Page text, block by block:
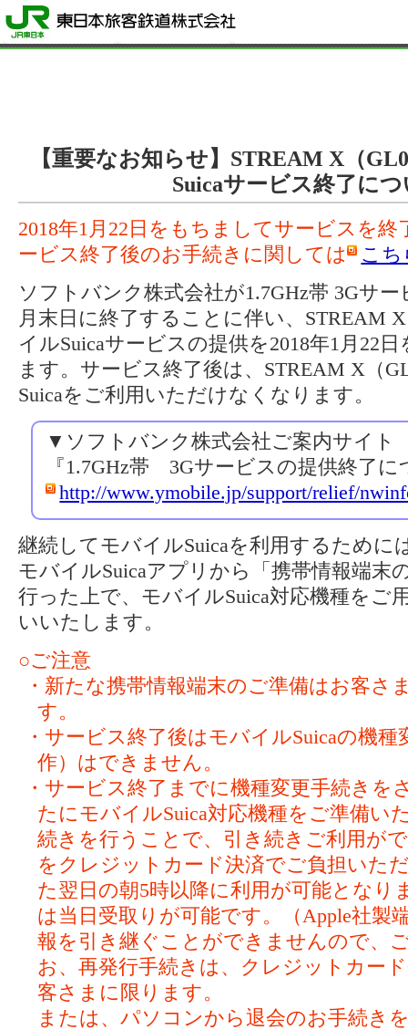
【重要なお知らせ】STREAM X（
Suicaサービス終了に
2018年1月22日をもちましてサービスを
ービス終了後のお手続きに関しては
こち
ソフトバンク株式会社が1.7GHz帯 3Gサー
月末日に終了することに伴い、STREAM
イルSuicaサービスの提供を2018年1月22
ます。サービス終了後は、STREAM X（
Suicaをご利用いただけなくなります。
▼ソフトバンク株式会社ご案内サイト
『1.7GHz帯 3Gサービスの提供終了に
http://www.ymobile.jp/support/relief/
継続してモバイルSuicaを利用するために
モバイルSuicaアプリから「携帯情報端末
行った上で、モバイルSuica対応機種をご
いいたします。
○ご注意
・新たな携帯情報端末のご準備はお客さ
す。
・サービス終了後はモバイルSuicaの機
作）はできません。
・サービス終了までに機種変更手続きを
たにモバイルSuica対応機種をご準備い
続きを行うことで、引き続きご利用が
をクレジットカード決済でご負担いた
た翌日の朝5時以降に利用が可能となり
は当日受取りが可能です。（Apple社製
報を引き継ぐことができませんので、
お、再発行手続きは、クレジットカー
客さまに限ります。
または、パソコンから退会のお手続き